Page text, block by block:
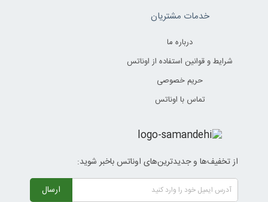
خدمات مشتریان
درباره ما
شرایط و قوانین استفاده از اوناتس
حریم خصوصی
تماس با اوناتس
از تخفیف‌ها و جدیدترین‌های اوناتس باخبر شوید:
ارسال